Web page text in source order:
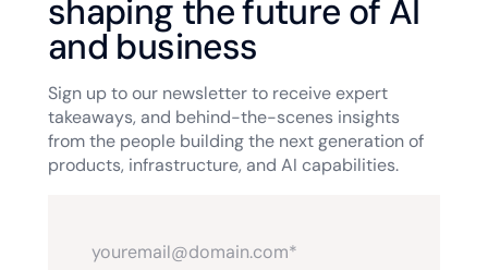
shaping the future of AI
and business
Sign up to our newsletter to receive expert
takeaways, and behind-the-scenes insights
from the people building the next generation of
products, infrastructure, and AI capabilities.